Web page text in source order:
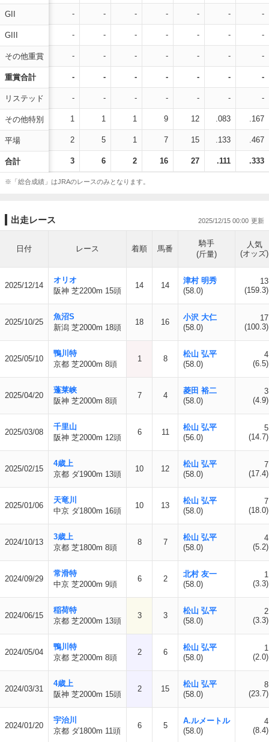
GII
GIII
その他重賞
重賞合計
リステッド
その他特別
平場
合計
- - - - - - -
- - - - - - -
- - - - - - -
- - - - - - -
- - - - - - -
1 1 1 9 12 .083 .167
2 5 1 7 15 .133 .467
3 6 2 16 27 .111 .333
※「総合成績」はJRAのレースのみとなります。
出走レース 2025/12/15 00:00
日付 レース 着順 馬番
騎手
(斤量)
人気
(オッズ)
2025/12/14
オリオ
阪神 芝2200m 15頭
14 14
津村 明秀
(58.0)
13
(159.3)
2025/10/25
魚沼S
新潟 芝2000m 18頭
18 16
小沢 大仁
(58.0)
17
(100.3)
2025/05/10
鴨川特
京都 芝2000m 8頭
1 8
松山 弘平
(58.0)
4
(6.5)
2025/04/20
蓬莱峡
阪神 芝2000m 8頭
7 4
菱田 裕二
(58.0)
3
(4.9)
2025/03/08
千里山
阪神 芝2000m 12頭
6 11
松山 弘平
(56.0)
5
(14.7)
2025/02/15
4歳上
京都 ダ1900m 13頭
10 12
松山 弘平
(58.0)
7
(17.4)
2025/01/06
天竜川
中京 ダ1800m 16頭
10 13
松山 弘平
(58.0)
7
(18.0)
2024/10/13
3歳上
京都 芝1800m 8頭
8 7
松山 弘平
(58.0)
4
(5.2)
2024/09/29
常滑特
中京 芝2000m 9頭
6 2
北村 友一
(58.0)
1
(3.3)
2024/06/15
稲荷特
京都 芝2000m 13頭
3 3
松山 弘平
(58.0)
2
(3.3)
2024/05/04
鴨川特
京都 芝2000m 8頭
2 6
松山 弘平
(58.0)
1
(2.0)
2024/03/31
4歳上
阪神 芝2000m 15頭
2 15
松山 弘平
(58.0)
8
(23.7)
2024/01/20
宇治川
京都 ダ1800m 11頭
6 5
A.ルメートル
(58.0)
4
(8.4)